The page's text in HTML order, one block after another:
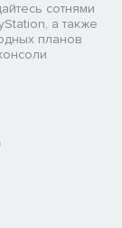
сотнями
а также
планов